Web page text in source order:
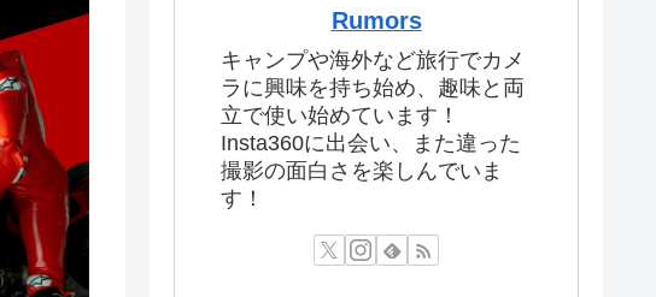
Rumors
キャンプや海外など旅行でカメ
ラに興味を持ち始め、趣味と両
立で使い始めています！
Insta360に出会い、また違った
撮影の面白さを楽しんでいま
す！